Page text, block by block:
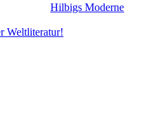
Hilbigs Moderne
Weltliteratur!